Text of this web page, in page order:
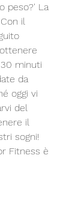
peso?' La
il
minuti
da
oggi vi
del
il
sogni!
Fitness è